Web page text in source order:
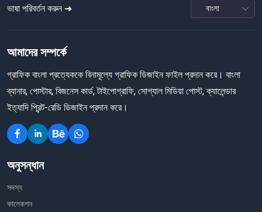
ভাষা পরিবর্তন করুন ➜
আমাদের সম্পর্কে
গ্রাফিক বাংলা প্রত্যেককে বিনামূল্যে গ্রাফিক ডিজাইন ফাইল প্রদান করে। বাংলা
ব্যানার, পোস্টার, বিজনেস কার্ড, টাইপোগ্রাফি, সোশ্যাল মিডিয়া পোস্ট, ক্যালেন্ডার
ইত্যাদি প্রিন্ট-রেডি ডিজাইন প্রদান করে।
অনুসন্ধান
সদস্য
কালেকশন